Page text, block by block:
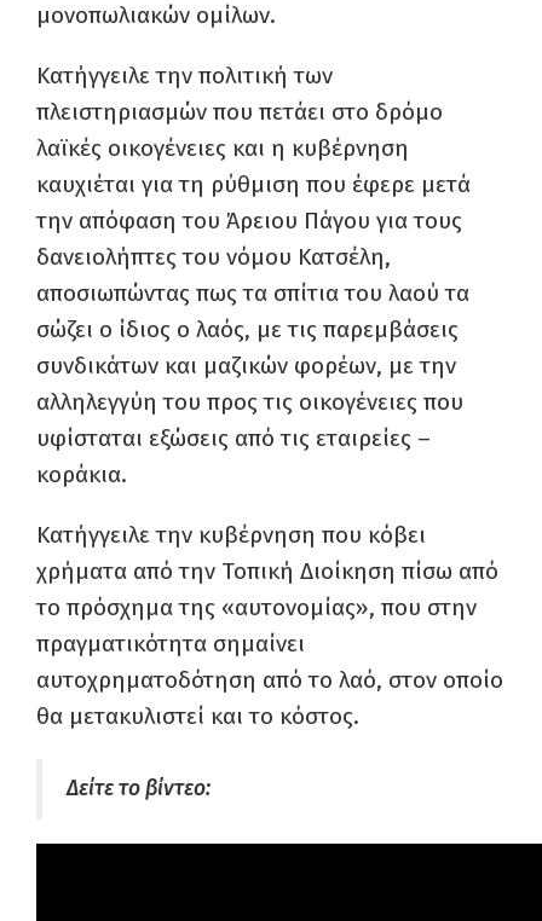
μονοπωλιακών ομίλων.
Κατήγγειλε την πολιτική των
πλειστηριασμών που πετάει στο δρόμο
λαϊκές οικογένειες και η κυβέρνηση
καυχιέται για τη ρύθμιση που έφερε μετά
την απόφαση του Άρειου Πάγου για τους
δανειολήπτες του νόμου Κατσέλη,
αποσιωπώντας πως τα σπίτια του λαού τα
σώζει ο ίδιος ο λαός, με τις παρεμβάσεις
συνδικάτων και μαζικών φορέων, με την
αλληλεγγύη του προς τις οικογένειες που
υφίσταται εξώσεις από τις εταιρείες –
κοράκια.
Κατήγγειλε την κυβέρνηση που κόβει
χρήματα από την Τοπική Διοίκηση πίσω από
το πρόσχημα της «αυτονομίας», που στην
πραγματικότητα σημαίνει
αυτοχρηματοδότηση από το λαό, στον οποίο
θα μετακυλιστεί και το κόστος.
Δείτε το βίντεο: